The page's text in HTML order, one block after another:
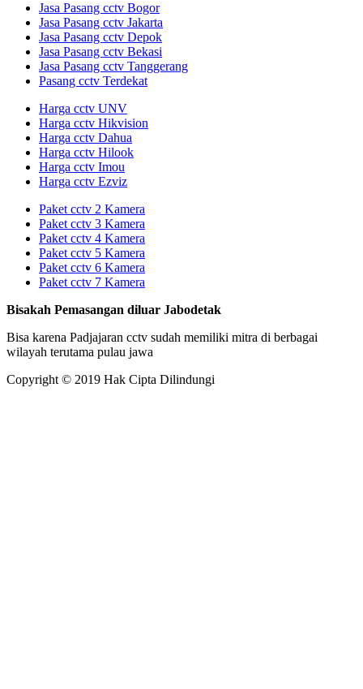
Jasa Pasang cctv Bogor
Jasa Pasang cctv Jakarta
Jasa Pasang cctv Depok
Jasa Pasang cctv Bekasi
Jasa Pasang cctv Tanggerang
Pasang cctv Terdekat
Harga cctv UNV
Harga cctv Hikvision
Harga cctv Dahua
Harga cctv Hilook
Harga cctv Imou
Harga cctv Ezviz
Paket cctv 2 Kamera
Paket cctv 3 Kamera
Paket cctv 4 Kamera
Paket cctv 5 Kamera
Paket cctv 6 Kamera
Paket cctv 7 Kamera
Bisakah Pemasangan diluar Jabodetak
Bisa karena Padjajaran cctv sudah memiliki mitra di berbagai
wilayah terutama pulau jawa
Copyright © 2019 Hak Cipta Dilindungi